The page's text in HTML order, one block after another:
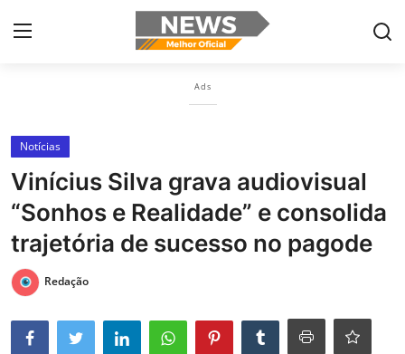
Home
Botelhos
Contact
Ribeirão Preto
Ads
Notícias
Vinícius Silva grava audiovisual
“Sonhos e Realidade” e consolida
trajetória de sucesso no pagode
Redação
×